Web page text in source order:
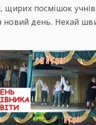
щирих посмішок
новий день. Нехай